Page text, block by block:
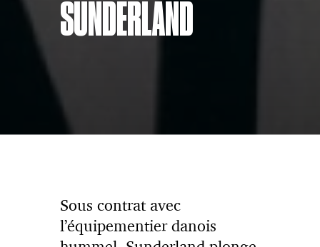
SUNDERLAND
Sous contrat avec
l’équipementier danois